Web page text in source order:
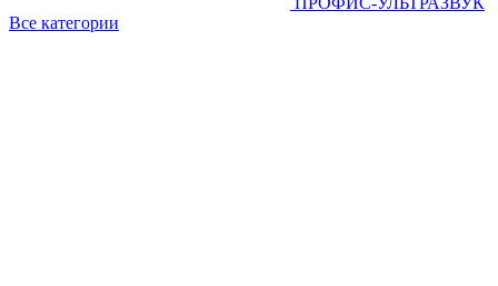
Все категории